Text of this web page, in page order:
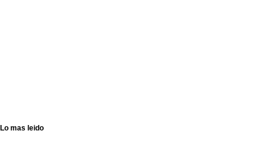
Lo mas leido